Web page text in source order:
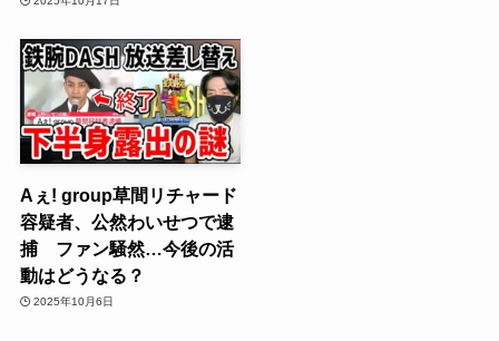
Aぇ! group草間リチャード
容疑者、公然わいせつで逮
捕 ファン騒然…今後の活
動はどうなる？
2025年10月6日